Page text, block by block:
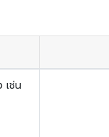
เช่น